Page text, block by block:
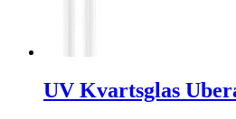
UV Kvartsglas